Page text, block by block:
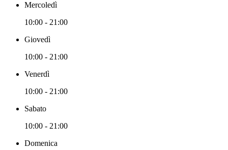
Mercoledì
10:00 - 21:00
Giovedì
10:00 - 21:00
Venerdì
10:00 - 21:00
Sabato
10:00 - 21:00
Domenica